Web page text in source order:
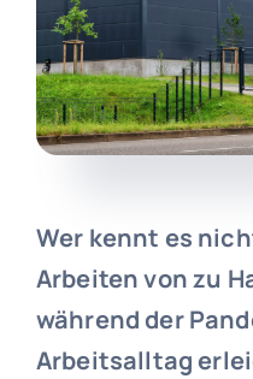
Wer kennt es
Arbeiten von zu
während der
Arbeitsalltag